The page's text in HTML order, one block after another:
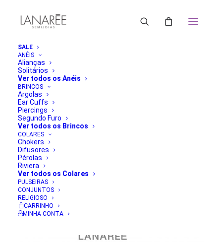
SALE
ANÉIS
Alianças
Solitários
Ver todos os Anéis
BRINCOS
Argolas
Ear Cuffs
Piercings
Segundo Furo
Ver todos os Brincos
COLARES
Chokers
Difusores
Pérolas
Riviera
Ver todos os Colares
PULSEIRAS
CONJUNTOS
RELIGIOSO
CARRINHO
MINHA CONTA